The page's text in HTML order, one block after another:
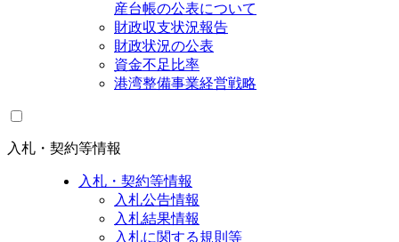
産台帳の公表について
財政収支状況報告
財政状況の公表
資金不足比率
港湾整備事業経営戦略
入札・契約等情報
入札・契約等情報
入札公告情報
入札結果情報
入札に関する規則等